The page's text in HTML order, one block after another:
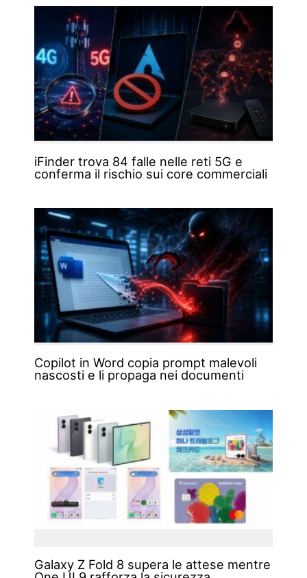
iFinder trova 84 falle nelle reti 5G e
conferma il rischio sui core commerciali
Copilot in Word copia prompt malevoli
nascosti e li propaga nei documenti
Galaxy Z Fold 8 supera le attese mentre